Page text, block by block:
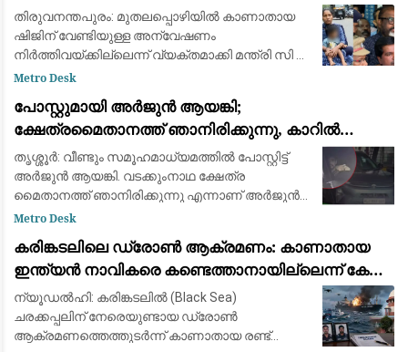
തീരത്തുണ്ടാകുമെന്ന് മന്ത്രി സി.പി. ജോൺ
തിരുവനന്തപുരം: മുതലപ്പൊഴിയില്‍ കാണാതായ
ഷിജിന് വേണ്ടിയുള്ള അന്വേഷണം
നിര്‍ത്തിവയ്ക്കില്ലെന്ന് വ്യക്തമാക്കി മന്ത്രി സി പി
ജോണ്‍. ഇത് സംബന്ധിച്ച വിവരങ്ങള്‍ കുടുംബത്തെ
Metro Desk
പോസ്റ്റുമായി അർജുൻ ആയങ്കി;
ക്ഷേത്രമൈതാനത്ത് ഞാനിരിക്കുന്നു, കാറിൽ
പാലിയേക്കര ടോൾ പ്ലാസ കടക്കുന്ന ദൃശ്യം
പുറത്ത്: സഹോദരനും ഭാര്യയും കസ്റ്റഡിയിൽ
തൃശ്ശൂർ: വീണ്ടും സമൂഹമാധ്യമത്തിൽ പോസ്റ്റിട്ട്
അർജുൻ ആയങ്കി. വടക്കുംനാഥ ക്ഷേത്ര
മൈതാനത്ത് ഞാനിരിക്കുന്നു എന്നാണ് അർജുൻ
ആയങ്കി സമൂഹമാധ്യമത്തിൽ പോസ്റ്റ്
കാറിൽ പാല
Metro Desk
കരിങ്കടലിലെ ഡ്രോൺ ആക്രമണം: കാണാതായ
ഇന്ത്യൻ നാവികരെ കണ്ടെത്താനായില്ലെന്ന് കേന്ദ്ര
സർക്കാർ
ന്യൂഡൽഹി: കരിങ്കടലിൽ (Black Sea)
ചരക്കപ്പലിന് നേരെയുണ്ടായ ഡ്രോൺ
ആക്രമണത്തെത്തുടർന്ന് കാണാതായ രണ്ട്